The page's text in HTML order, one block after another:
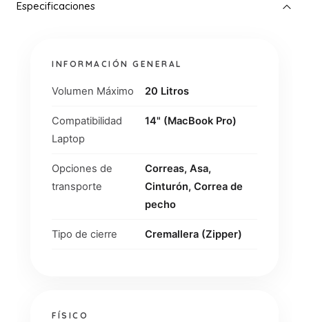
INFORMACIÓN GENERAL
Volumen Máximo 20 Litros
Compatibilidad
Laptop
14" (MacBook Pro)
Opciones de
transporte
Correas, Asa,
Cinturón, Correa de
pecho
Tipo de cierre Cremallera (Zipper)
FÍSICO